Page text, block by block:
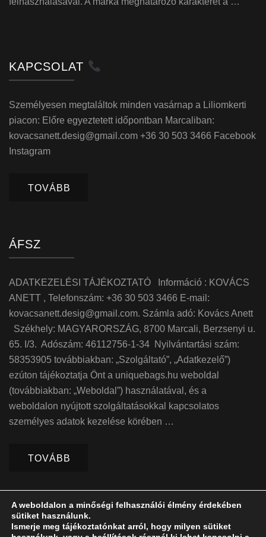
KAPCSOLAT
Személyesen megtaláltok minden vasárnap a Liliomkerti
piacon: Előre egyeztetett időpontban Marcaliban:
kovacsanett.desig@gmail.com +36 30 503 3466 Facebook
Instagram
TOVÁBB
ÁFSZ
ADATKEZELÉSI TÁJÉKOZTATÓ Információ : KOVÁCS
ANETT , Telefonszám: +36 30 503 3466 E-mail:
kovacsanett.desig@gmail.com. Számla adó: Kovács Anett
Székhely: MAGYARORSZÁG, 8700 Marcali, Berzsenyi u.
65. I/3. Adószám: 46112756-1-34 Nyilvántartási szám:
58353905 továbbiakban: „Szolgáltató”, „Adatkezelő”)
ezúton tájékoztatja Önt a uniquebags.hu weboldal
(továbbiakban: „Weboldal”) használatával, és a
weboldalon nyújtott szolgáltatásokkal kapcsolatos
személyes adatok kezelése körében …
TOVÁBB
A weboldalon a minőségi felhasználói élmény érdekében
sütiket használunk.
Ismerje meg tájékoztatónkat arról, hogy milyen sütiket